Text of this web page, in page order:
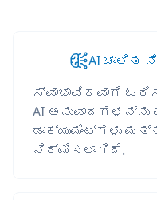
AI ಚಾಲಿತ
ಸ್ವಾಭಾವಿಕವಾಗಿ
AI
ಡಾಕ್ಯುಮೆಂಟ್‌ಗಳು
ನಿರ್ಮಿಸಲಾಗಿದೆ.